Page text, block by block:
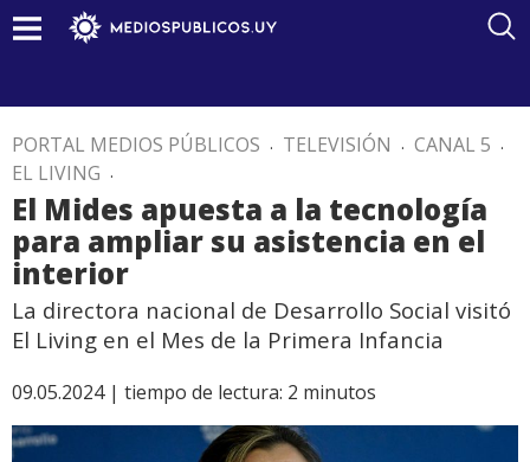
PORTAL MEDIOS PÚBLICOS . TELEVISIÓN . CANAL 5 .
EL LIVING .
El Mides apuesta a la tecnología
para ampliar su asistencia en el
interior
La directora nacional de Desarrollo Social visitó
El Living en el Mes de la Primera Infancia
09.05.2024 | tiempo de lectura: 2 minutos